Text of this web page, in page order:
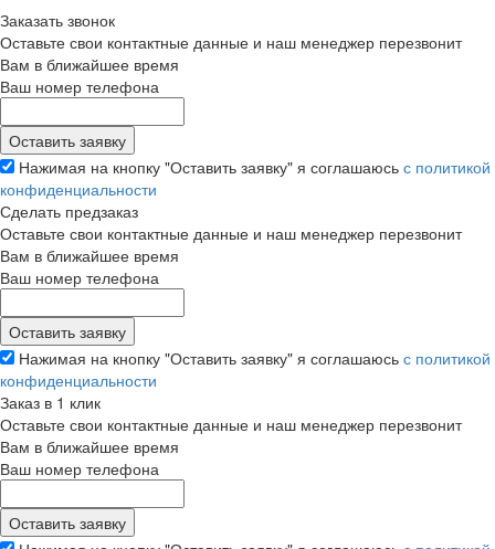
Заказать звонок
Оставьте свои контактные данные и наш менеджер перезвонит
Вам в ближайшее время
Ваш номер телефона
Нажимая на кнопку "Оставить заявку" я соглашаюсь с политикой
конфиденциальности
Сделать предзаказ
Оставьте свои контактные данные и наш менеджер перезвонит
Вам в ближайшее время
Ваш номер телефона
Нажимая на кнопку "Оставить заявку" я соглашаюсь с политикой
конфиденциальности
Заказ в 1 клик
Оставьте свои контактные данные и наш менеджер перезвонит
Вам в ближайшее время
Ваш номер телефона